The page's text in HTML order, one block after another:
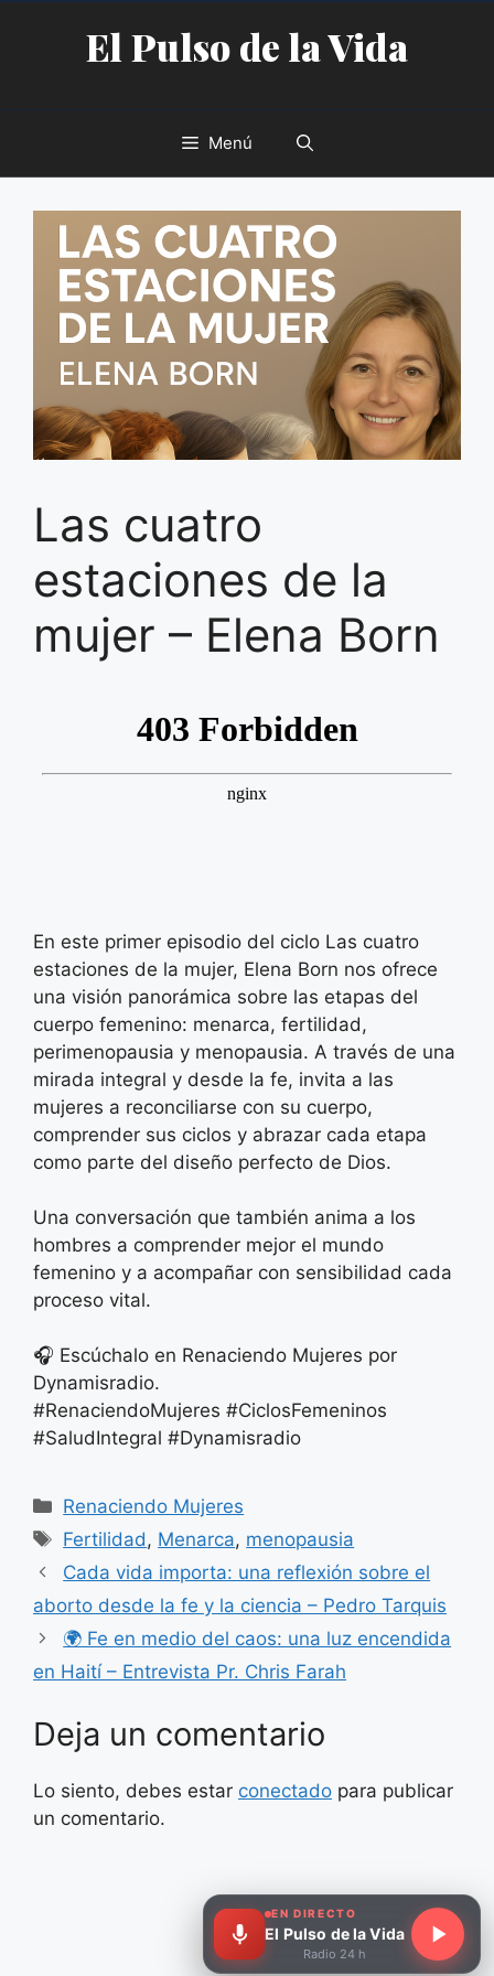
contenidoEl Pulso de la Vida
EN DIRECTO
El Pulso de la Vida
Radio 24 h
Menú
Las cuatro
estaciones de la
mujer – Elena Born
En este primer episodio del ciclo Las cuatro
estaciones de la mujer, Elena Born nos ofrece
una visión panorámica sobre las etapas del
cuerpo femenino: menarca, fertilidad,
perimenopausia y menopausia. A través de una
mirada integral y desde la fe, invita a las
mujeres a reconciliarse con su cuerpo,
comprender sus ciclos y abrazar cada etapa
como parte del diseño perfecto de Dios.
Una conversación que también anima a los
hombres a comprender mejor el mundo
femenino y a acompañar con sensibilidad cada
proceso vital.
🎧 Escúchalo en Renaciendo Mujeres por
Dynamisradio.
#RenaciendoMujeres #CiclosFemeninos
#SaludIntegral #Dynamisradio
Categorías
Renaciendo Mujeres
Etiquetas
Fertilidad, Menarca, menopausia
Cada vida importa: una reflexión sobre el
aborto desde la fe y la ciencia – Pedro Tarquis
🌍 Fe en medio del caos: una luz encendida
en Haití – Entrevista Pr. Chris Farah
Deja un comentario
Lo siento, debes estar conectado para publicar
un comentario.